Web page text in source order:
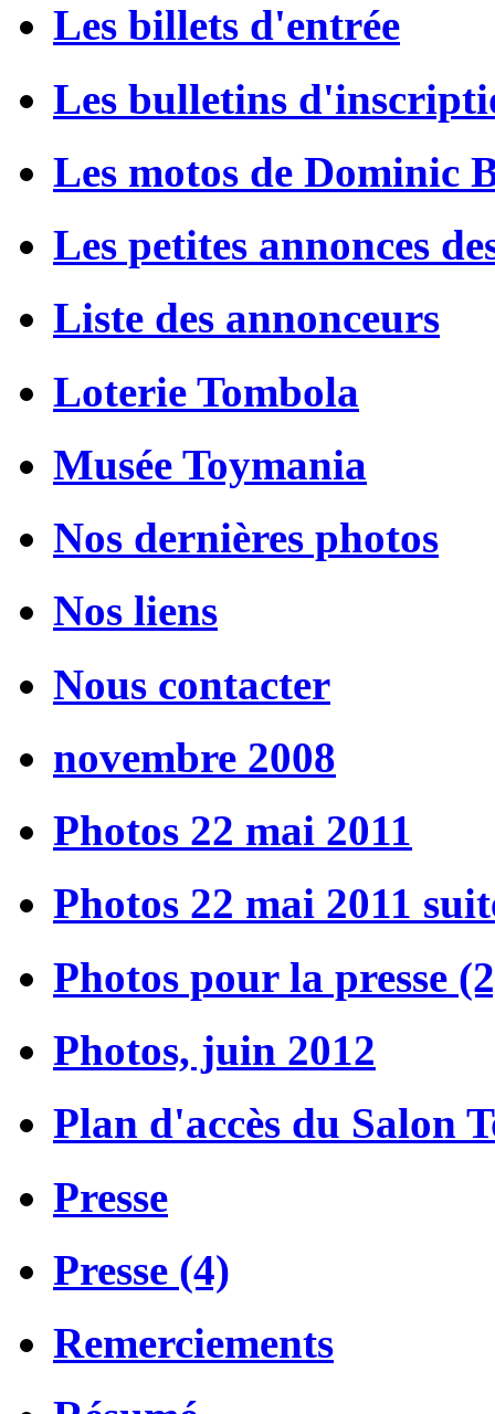
Les billets d'entrée
Les bulletins
Les motos de Dominic
Les petites annonces
Liste des annonceurs
Loterie Tombola
Musée Toymania
Nos dernières photos
Nos liens
Nous contacter
novembre 2008
Photos 22 mai 2011
Photos 22 mai 2011
Photos pour la presse
Photos, juin 2012
Plan d'accès du Salon
Presse
Presse (4)
Remerciements